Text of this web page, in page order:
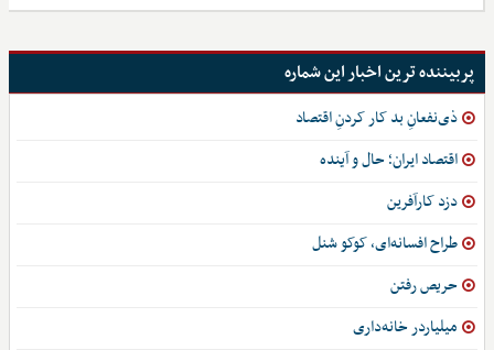
پربیننده ترین اخبار این شماره
ذی‌نفعانِ بد کار کردنِ اقتصاد
اقتصاد ایران؛ حال و آینده
دزد کارآفرین
طراح افسانه‌ای، کوکو شنل
حریص رفتن
میلیاردر خانه‌داری